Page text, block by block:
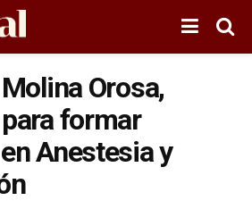
Orosa,
formar
Anestesia y